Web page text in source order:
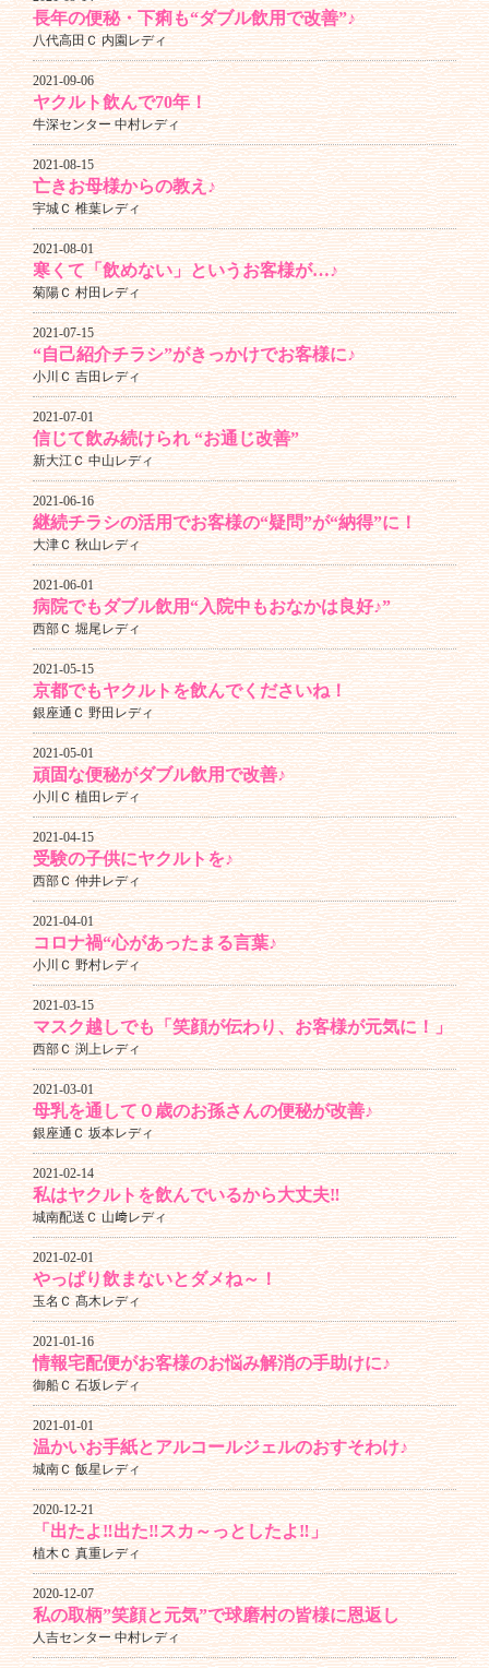
長年の便秘・下痢も“ダブル飲用で改善”♪
八代高田Ｃ 内園レディ
2021-09-06
ヤクルト飲んで70年！
牛深センター 中村レディ
2021-08-15
亡きお母様からの教え♪
宇城Ｃ 椎葉レディ
2021-08-01
寒くて「飲めない」というお客様が…♪
菊陽Ｃ 村田レディ
2021-07-15
“自己紹介チラシ”がきっかけでお客様に♪
小川Ｃ 吉田レディ
2021-07-01
信じて飲み続けられ “お通じ改善”
新大江Ｃ 中山レディ
2021-06-16
継続チラシの活用でお客様の“疑問”が“納得”に！
大津Ｃ 秋山レディ
2021-06-01
病院でもダブル飲用“入院中もおなかは良好♪”
西部Ｃ 堀尾レディ
2021-05-15
京都でもヤクルトを飲んでくださいね！
銀座通Ｃ 野田レディ
2021-05-01
頑固な便秘がダブル飲用で改善♪
小川Ｃ 植田レディ
2021-04-15
受験の子供にヤクルトを♪
西部Ｃ 仲井レディ
2021-04-01
コロナ禍“心があったまる言葉♪
小川Ｃ 野村レディ
2021-03-15
マスク越しでも「笑顔が伝わり、お客様が元気に！」
西部Ｃ 渕上レディ
2021-03-01
母乳を通して０歳のお孫さんの便秘が改善♪
銀座通Ｃ 坂本レディ
2021-02-14
私はヤクルトを飲んでいるから大丈夫‼
城南配送Ｃ 山﨑レディ
2021-02-01
やっぱり飲まないとダメね～！
玉名Ｃ 髙木レディ
2021-01-16
情報宅配便がお客様のお悩み解消の手助けに♪
御船Ｃ 石坂レディ
2021-01-01
温かいお手紙とアルコールジェルのおすそわけ♪
城南Ｃ 飯星レディ
2020-12-21
「出たよ‼出た‼スカ～っとしたよ‼」
植木Ｃ 真重レディ
2020-12-07
私の取柄”笑顔と元気”で球磨村の皆様に恩返し
人吉センター 中村レディ